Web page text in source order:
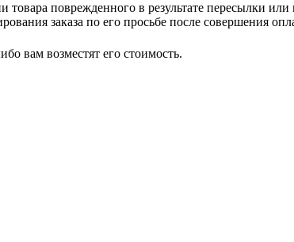
товара поврежденного в результате пересылки
заказа по его просьбе после совершения
вам возместят его стоимость.